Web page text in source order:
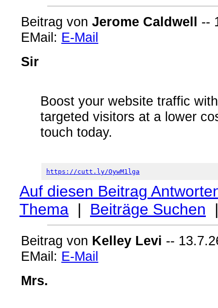
Beitrag von Jerome Caldwell
--
EMail: E-Mail
Sir
Boost your website traffic
targeted visitors at a lower
touch today.
https://cutt.ly/OywM1lga
Auf diesen Beitrag
Thema | Beiträge Suchen
Beitrag von Kelley Levi --
EMail: E-Mail
Mrs.